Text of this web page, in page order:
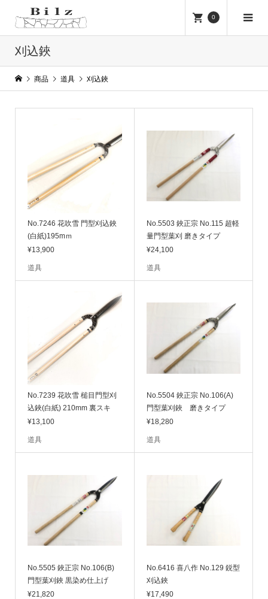
0
刈込鋏
商品 道具 刈込鋏
No.7246 花吹雪 門型刈込鋏
(白紙)195mｍ
¥13,900
道具
No.5503 鋏正宗 No.115 超軽
量門型葉刈 磨きタイプ
¥24,100
道具
No.7239 花吹雪 槌目門型刈
込鋏(白紙) 210mm 裏スキ
¥13,100
道具
No.5504 鋏正宗 No.106(A)
門型葉刈鋏 磨きタイプ
¥18,280
道具
No.5505 鋏正宗 No.106(B)
門型葉刈鋏 黒染め仕上げ
¥21,820
No.6416 喜八作 No.129 鋭型
刈込鋏
¥17,490